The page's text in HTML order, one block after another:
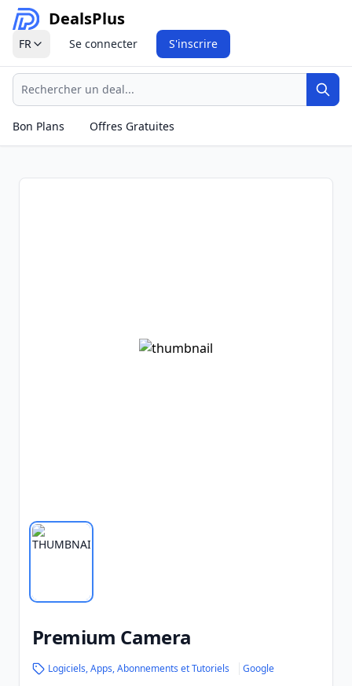
DealsPlus
FR Se connecter S'inscrire
Recherche
Bon Plans
Offres Gratuites
Premium Camera
Logiciels, Apps, Abonnements et Tutoriels Google